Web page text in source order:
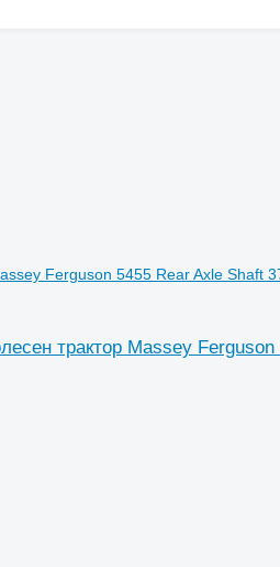
Ferguson 5455 Rear Axle Shaft
трактор Massey Ferguson